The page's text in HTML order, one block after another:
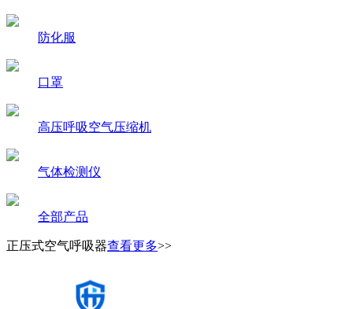
防化服
口罩
高压呼吸空气压缩机
气体检测仪
全部产品
正压式空气呼吸器查看更多>>